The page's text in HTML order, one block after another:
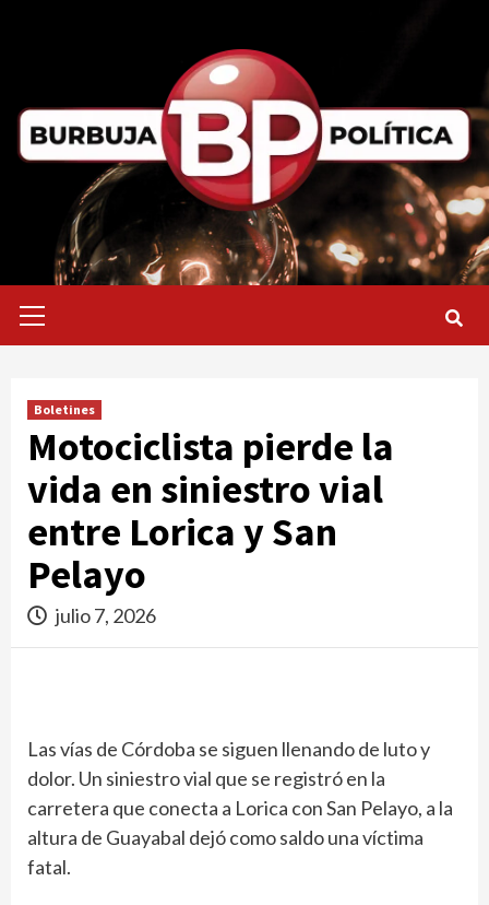
primario
Boletines
Motociclista pierde la
vida en siniestro vial
entre Lorica y San
Pelayo
julio 7, 2026
Las vías de Córdoba se siguen llenando de luto y
dolor. Un siniestro vial que se registró en la
carretera que conecta a Lorica con San Pelayo, a la
altura de Guayabal dejó como saldo una víctima
fatal.